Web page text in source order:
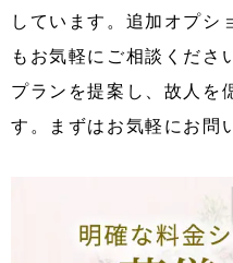
しています。追加オプシ
もお気軽にご相談くださ
プランを提案し、故人を
す。まずはお気軽にお問